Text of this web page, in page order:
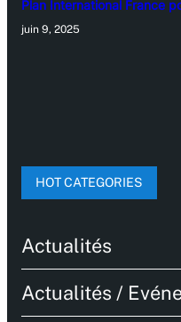
Plan International France
juin 9, 2025
HOT CATEGORIES
Actualités
Actualités /